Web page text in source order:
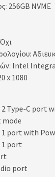
256GB NVME
Intel
x 1080
2 Type-C port
1 port with
1 port
port